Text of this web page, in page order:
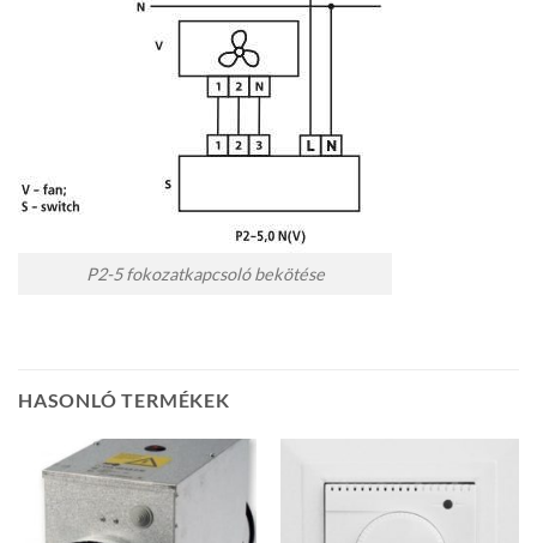
P2-5 fokozatkapcsoló bekötése
HASONLÓ TERMÉKEK